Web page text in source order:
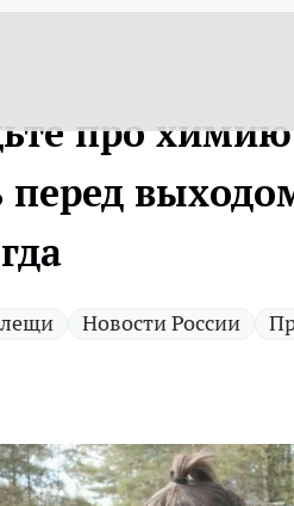
про
перед
Новости России